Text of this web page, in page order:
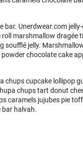
Unerdwear.com
marshmallow dragée
jelly.
chocolate cake
chups cupcake lollipop
chups tart donut
caramels jujubes pie
bar halvah.